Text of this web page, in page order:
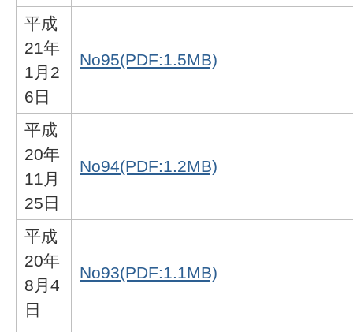
平成
21年
1月2
6日
No95(PDF:1.5MB)
平成
20年
11月
25日
No94(PDF:1.2MB)
平成
20年
8月4
日
No93(PDF:1.1MB)